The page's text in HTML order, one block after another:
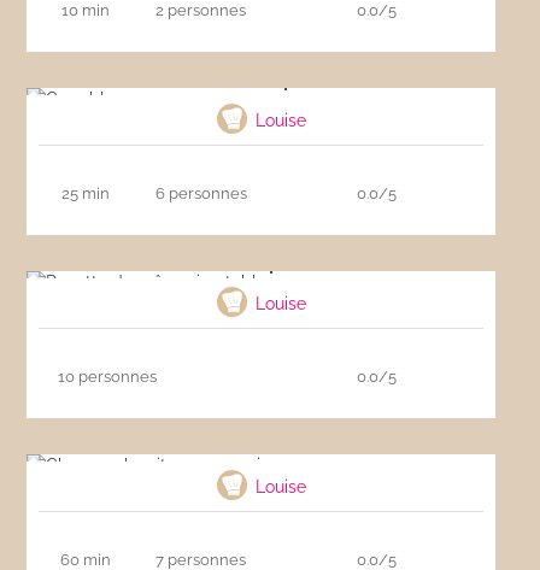
10 min 2 personnes 0.0/5
Louise
25 min 6 personnes 0.0/5
Louise
10 personnes 0.0/5
Louise
60 min 7 personnes 0.0/5